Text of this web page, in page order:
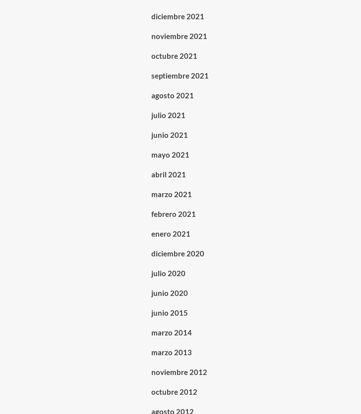
diciembre 2021
noviembre 2021
octubre 2021
septiembre 2021
agosto 2021
julio 2021
junio 2021
mayo 2021
abril 2021
marzo 2021
febrero 2021
enero 2021
diciembre 2020
julio 2020
junio 2020
junio 2015
marzo 2014
marzo 2013
noviembre 2012
octubre 2012
agosto 2012